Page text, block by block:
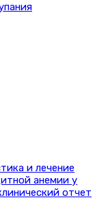
и лечение
анемии у
отчет